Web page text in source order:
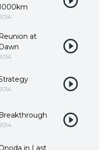
Reunion at
Dawn
Breakthrough
in Last